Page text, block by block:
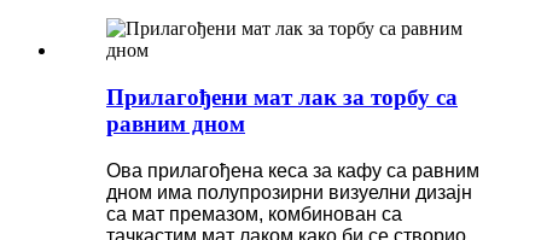
Прилагођени мат лак за торбу са
равним дном
Ова прилагођена кеса за кафу са равним
дном има полупрозирни визуелни дизајн
са мат премазом, комбинован са
тачкастим мат лаком како би се створио